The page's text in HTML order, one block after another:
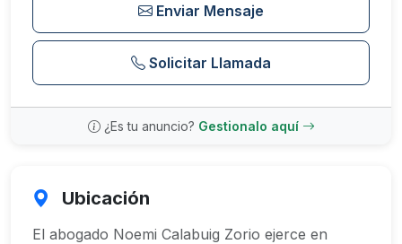
Enviar Mensaje
Solicitar Llamada
¿Es tu anuncio? Gestionalo aquí
Ubicación
El abogado Noemi Calabuig Zorio ejerce en